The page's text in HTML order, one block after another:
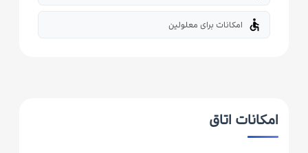
accessible امکانات برای معلولین
امکانات اتاق